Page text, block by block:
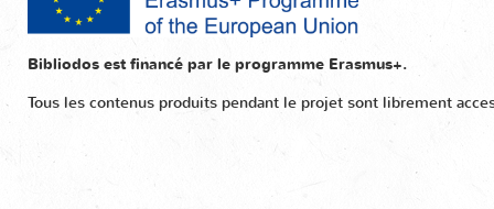
Bibliodos est financé par le programme Erasmus+.
Tous les contenus produits pendant le projet sont librement